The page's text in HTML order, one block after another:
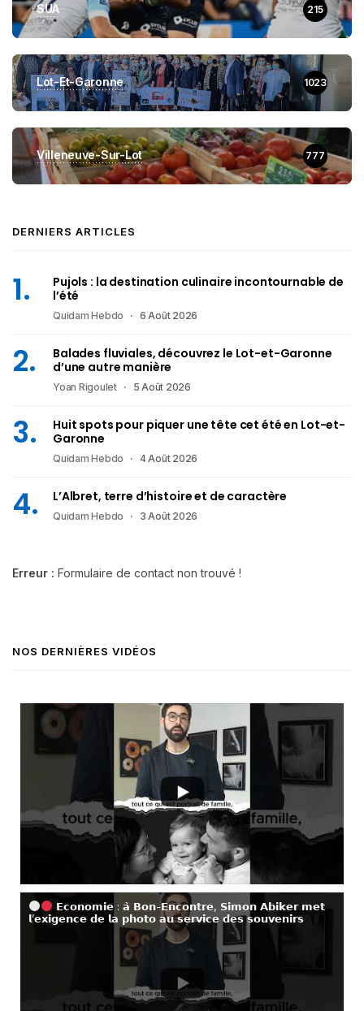
SUA 215
Lot-Et-Garonne 1023
Villeneuve-Sur-Lot 777
DERNIERS ARTICLES
Pujols : la destination culinaire incontournable de
l’été
Quidam Hebdo 6 Août 2026
Balades fluviales, découvrez le Lot-et-Garonne
d’une autre manière
Yoan Rigoulet 5 Août 2026
Huit spots pour piquer une tête cet été en Lot-et-
Garonne
Quidam Hebdo 4 Août 2026
L’Albret, terre d’histoire et de caractère
Quidam Hebdo 3 Août 2026
Erreur : Formulaire de contact non trouvé !
NOS DERNIÈRES VIDÉOS
𝗘𝗰𝗼𝗻𝗼𝗺𝗶𝗲 : 𝗮̀ 𝗕𝗼𝗻-𝗘𝗻𝗰𝗼𝗻𝘁𝗿𝗲, 𝗦𝗶𝗺𝗼𝗻 𝗔𝗯𝗶𝗸𝗲𝗿 𝗺𝗲𝘁
𝗹’𝗲𝘅𝗶𝗴𝗲𝗻𝗰𝗲 𝗱𝗲 𝗹𝗮 𝗽𝗵𝗼𝘁𝗼 𝗮𝘂 𝘀𝗲𝗿𝘃𝗶𝗰𝗲 𝗱𝗲𝘀 𝘀𝗼𝘂𝘃𝗲𝗻𝗶𝗿𝘀